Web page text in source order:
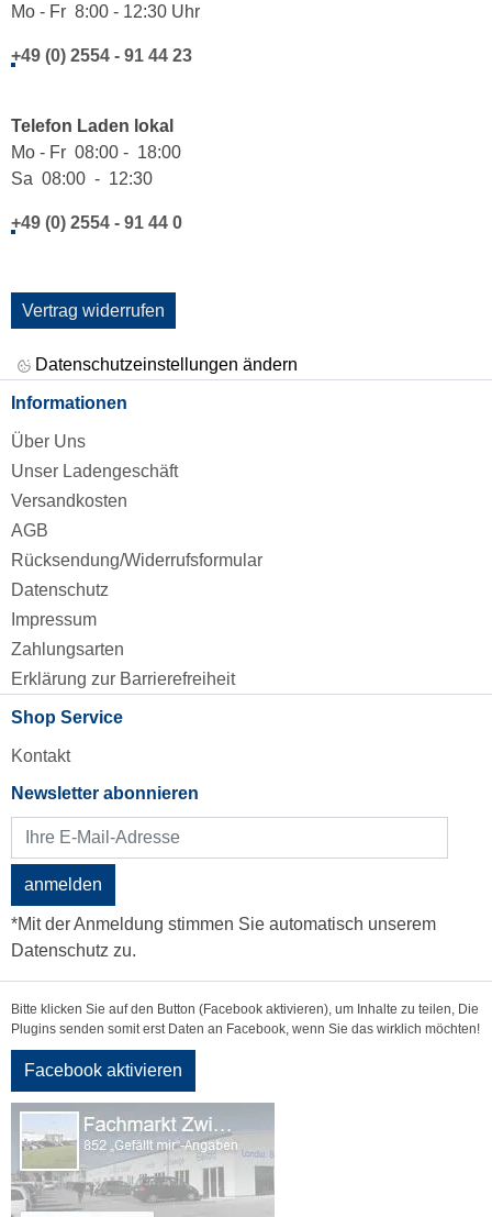
Mo - Fr 8:00 - 12:30 Uhr
+49 (0) 2554 - 91 44 23
Telefon Laden lokal
Mo - Fr 08:00 - 18:00
Sa 08:00 - 12:30
+49 (0) 2554 - 91 44 0
Vertrag widerrufen
Datenschutzeinstellungen ändern
Informationen
Über Uns
Unser Ladengeschäft
Versandkosten
AGB
Rücksendung/Widerrufsformular
Datenschutz
Impressum
Zahlungsarten
Erklärung zur Barrierefreiheit
Shop Service
Kontakt
Newsletter abonnieren
anmelden
*Mit der Anmeldung stimmen Sie automatisch unserem
Datenschutz zu.
Bitte klicken Sie auf den Button (Facebook aktivieren), um Inhalte zu teilen, Die
Plugins senden somit erst Daten an Facebook, wenn Sie das wirklich möchten!
Facebook aktivieren